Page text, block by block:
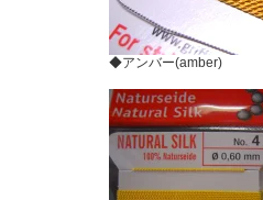
◆アンバー(amber)